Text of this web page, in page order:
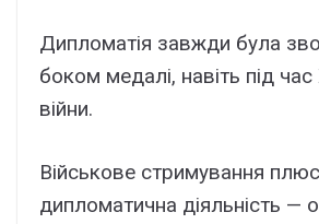
Дипломатія завжди була
боком медалі, навіть під
війни.
Військове стримування плюс
дипломатична діяльність —